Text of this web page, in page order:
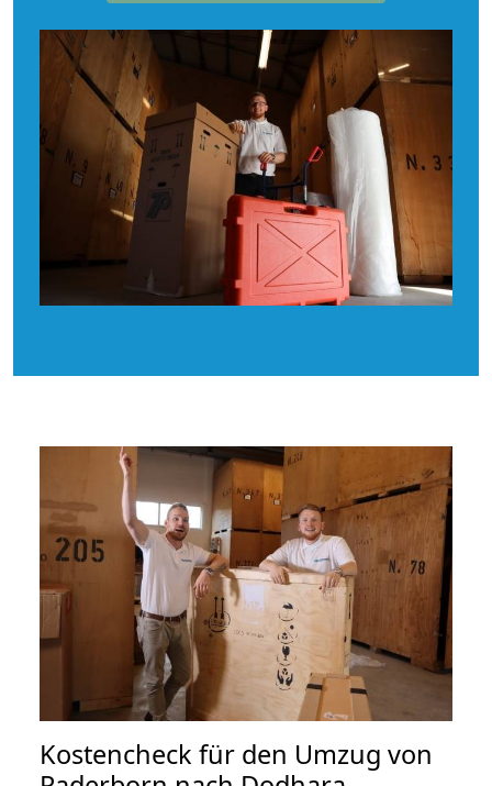
Kostencheck für den Umzug von